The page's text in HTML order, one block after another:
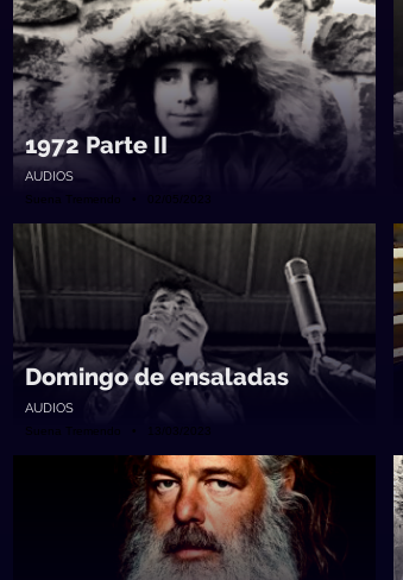
1972 Parte II
AUDIOS
Suena Tremendo • 02/05/2023
Domingo de ensaladas
AUDIOS
Suena Tremendo • 13/03/2023